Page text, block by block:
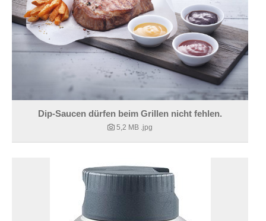
Dip-Saucen dürfen beim Grillen nicht fehlen.
5,2 MB .jpg